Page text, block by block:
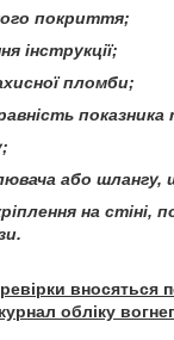
покриття;
інструкції;
пломби;
показника
або шлангу,
на стіні,
вносяться
обліку